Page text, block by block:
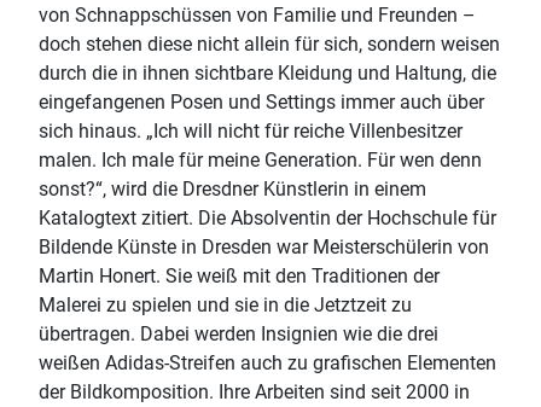
von Schnappschüssen von Familie und Freunden –
doch stehen diese nicht allein für sich, sondern weisen
durch die in ihnen sichtbare Kleidung und Haltung, die
eingefangenen Posen und Settings immer auch über
sich hinaus. „Ich will nicht für reiche Villenbesitzer
malen. Ich male für meine Generation. Für wen denn
sonst?“, wird die Dresdner Künstlerin in einem
Katalogtext zitiert. Die Absolventin der Hochschule für
Bildende Künste in Dresden war Meisterschülerin von
Martin Honert. Sie weiß mit den Traditionen der
Malerei zu spielen und sie in die Jetztzeit zu
übertragen. Dabei werden Insignien wie die drei
weißen Adidas-Streifen auch zu grafischen Elementen
der Bildkomposition. Ihre Arbeiten sind seit 2000 in